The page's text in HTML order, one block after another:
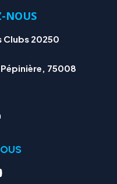
NOUS
Clubs 20250
Pépinière, 75008